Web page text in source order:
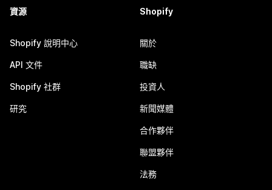
資源
Shopify 說明中心
API 文件
Shopify 社群
研究
Shopify
關於
職缺
投資人
新聞媒體
合作夥伴
聯盟夥伴
法務